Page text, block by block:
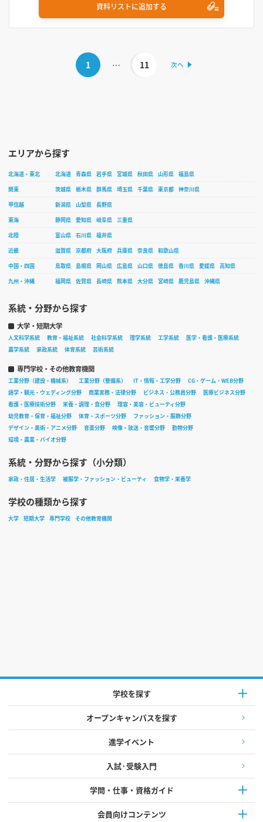
資料リストに追加する
1 … 11
エリアから探す
北海道・東北 北海道 青森県 岩手県 宮城県 秋田県 山形県
福島県
関東
茨城県 栃木県 群馬県 埼玉県 千葉県 東京都
神奈川県
甲信越
新潟県 山梨県
長野県
東海
静岡県 愛知県 岐阜県
三重県
北陸
富山県 石川県
福井県
近畿
滋賀県 京都府 大阪府 兵庫県 奈良県
和歌山県
中国・四国
鳥取県 島根県 岡山県 広島県 山口県 徳島県 香川県 愛媛県
高知県
九州・沖縄
福岡県 佐賀県 長崎県 熊本県 大分県 宮崎県 鹿児島県 沖縄県
系統・分野から探す
大学・短期大学
人文科学系統 教育・福祉系統 社会科学系統 理学系統 工学系統
医学・看護・医療系統
農学系統
家政系統 体育系統 芸術系統
専門学校・その他教育機関
工業分野（建設・機械系） 工業分野（整備系） IT・情報・工学分野
CG・ゲーム・WEB分野
語学・観光・ウェディング分野
商業実務・法律分野 ビジネス・公務員分野
医療ビジネス分野
看護・医療技術分野
栄養・調理・食分野
理容・美容・ビューティ分野
幼児教育・保育・福祉分野
体育・スポーツ分野
ファッション・服飾分野
デザイン・美術・アニメ分野
音楽分野 映像・放送・音響分野
動物分野
環境・農業・バイオ分野
系統・分野から探す（小分類）
家政・住居・生活学 被服学・ファッション・ビューティ 食物学・栄養学
学校の種類から探す
大学 短期大学 専門学校 その他教育機関
学校を探す
オープンキャンパスを探す
進学イベント
入試·受験入門
学問・仕事・資格ガイド
会員向けコンテンツ